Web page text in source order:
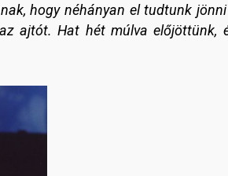
hogy néhányan el tudtunk
ajtót. Hat hét múlva előjöttünk,